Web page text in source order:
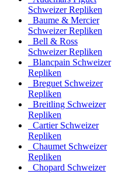
Schweizer Repliken
Baume & Mercier
Schweizer Repliken
Bell & Ross
Schweizer Repliken
Blancpain Schweizer
Repliken
Breguet Schweizer
Repliken
Breitling Schweizer
Repliken
Cartier Schweizer
Repliken
Chaumet Schweizer
Repliken
Chopard Schweizer